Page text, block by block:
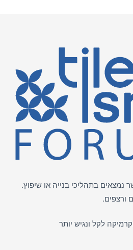
בתהליכי בנייה או שיפוץ.
ורצפים.
לקל ונגיש יותר